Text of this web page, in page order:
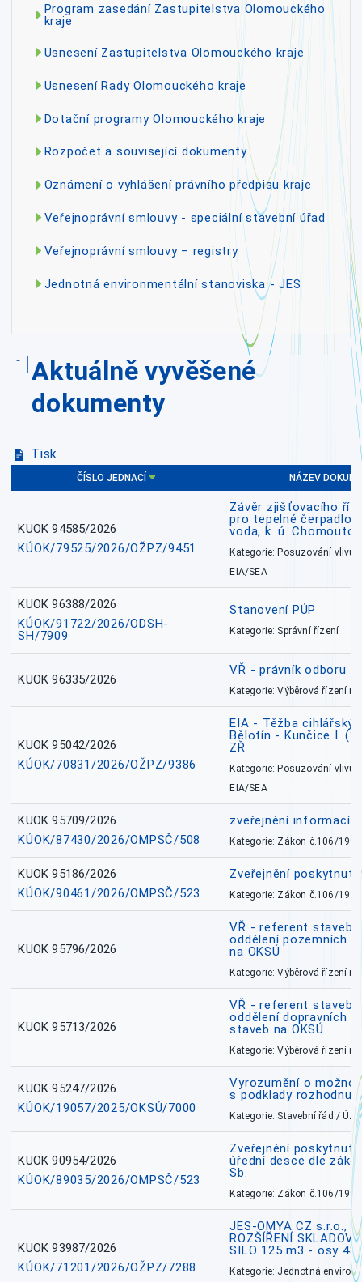
Program zasedání Zastupitelstva Olomouckého
kraje
Usnesení Zastupitelstva Olomouckého kraje
Usnesení Rady Olomouckého kraje
Dotační programy Olomouckého kraje
Rozpočet a související dokumenty
Oznámení o vyhlášení právního předpisu kraje
Veřejnoprávní smlouvy - speciální stavební úřad
Veřejnoprávní smlouvy – registry
Jednotná environmentální stanoviska - JES
Aktuálně vyvěšené
dokumenty
Tisk
ČÍSLO JEDNACÍ NÁZEV
KUOK 94585/2026
KÚOK/79525/2026/OŽPZ/9451
Závěr zjišťovacího
pro tepelné čerpadlo
voda, k. ú. Chomoutov
Kategorie: Posuzování vlivů
EIA/SEA
KUOK 96388/2026
KÚOK/91722/2026/ODSH-
SH/7909
Stanovení PÚP
Kategorie: Správní řízení
KUOK 96335/2026
VŘ - právník odboru
Kategorie: Výběrová řízení
KUOK 95042/2026
KÚOK/70831/2026/OŽPZ/9386
EIA - Těžba
Bělotín - Kunčice I.
ZŘ
Kategorie: Posuzování vlivů
EIA/SEA
KUOK 95709/2026
KÚOK/87430/2026/OMPSČ/508
zveřejnění informací
Kategorie: Zákon č.106/1999
KUOK 95186/2026
KÚOK/90461/2026/OMPSČ/523
Zveřejnění
Kategorie: Zákon č.106/1999
KUOK 95796/2026
VŘ - referent
oddělení pozemních
na OKSÚ
Kategorie: Výběrová řízení
KUOK 95713/2026
VŘ - referent
oddělení dopravních
staveb na OKSÚ
Kategorie: Výběrová řízení
KUOK 95247/2026
KÚOK/19057/2025/OKSÚ/7000
Vyrozumění o
s podklady rozhodnutí
Kategorie: Stavební řád /
KUOK 90954/2026
KÚOK/89035/2026/OMPSČ/523
Zveřejnění
úřední desce dle
Sb.
Kategorie: Zákon č.106/1999
KUOK 93987/2026
KÚOK/71201/2026/OŽPZ/7288
JES-OMYA CZ s.r.o.,
ROZŠÍŘENÍ
SILO 125 m3 - osy
Kategorie: Jednotná